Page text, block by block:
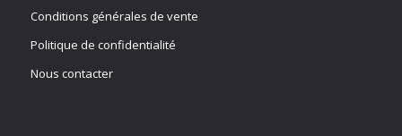
Conditions générales de vente
Politique de confidentialité
Nous contacter